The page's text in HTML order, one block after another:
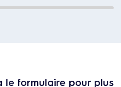
le formulaire pour plus